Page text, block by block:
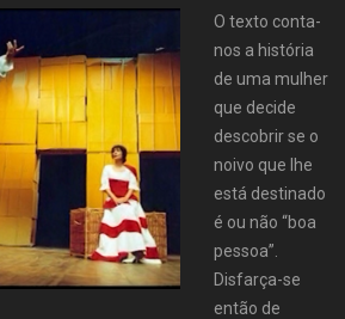
O texto conta-
nos a história
de uma mulher
que decide
descobrir se o
noivo que lhe
está destinado
é ou não “boa
pessoa”.
Disfarça-se
então de